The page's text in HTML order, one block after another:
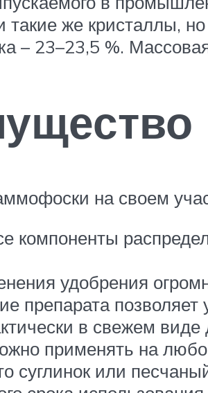
такие же кристаллы,
– 23–23,5 %.
на своем
компоненты
удобрения
препарата
в свежем
применять на
суглинок или